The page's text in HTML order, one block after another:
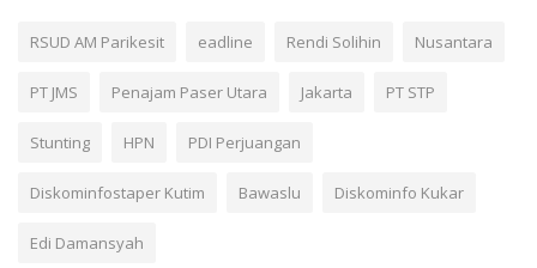
RSUD AM Parikesit eadline Rendi Solihin Nusantara
PT JMS Penajam Paser Utara Jakarta PT STP
Stunting HPN PDI Perjuangan
Diskominfostaper Kutim Bawaslu Diskominfo Kukar
Edi Damansyah